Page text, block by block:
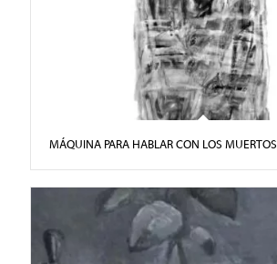
MÁQUINA PARA HABLAR CON LOS MUERTOS